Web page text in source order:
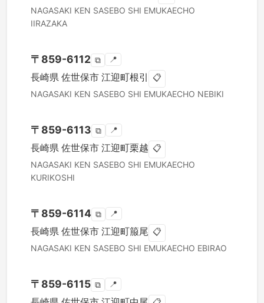
NAGASAKI KEN SASEBO SHI EMUKAECHO
IIRAZAKA
〒 859-6112 ⧉ 📍
長崎県 佐世保市 江迎町根引 📋
NAGASAKI KEN SASEBO SHI EMUKAECHO NEBIKI
〒 859-6113 ⧉ 📍
長崎県 佐世保市 江迎町栗越 📋
NAGASAKI KEN SASEBO SHI EMUKAECHO
KURIKOSHI
〒 859-6114 ⧉ 📍
長崎県 佐世保市 江迎町箙尾 📋
NAGASAKI KEN SASEBO SHI EMUKAECHO EBIRAO
〒 859-6115 ⧉ 📍